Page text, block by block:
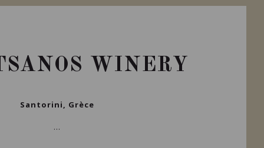
WINERY
Santorini, Grèce
...